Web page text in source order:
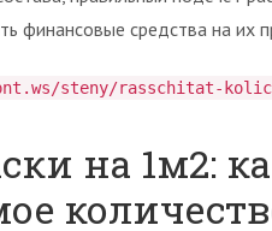
финансовые средства на их
steny/rasschitat-
на 1м2: